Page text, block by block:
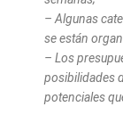
– Algunas
se están
– Los
posibilidades
potenciales